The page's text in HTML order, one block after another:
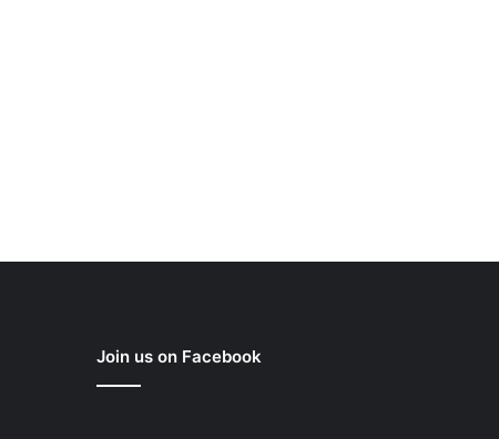
Join us on Facebook